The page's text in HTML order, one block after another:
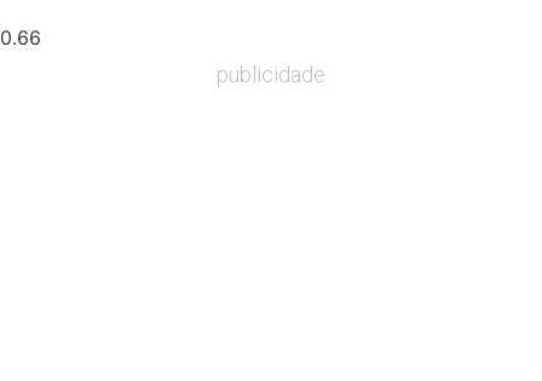
publicidade